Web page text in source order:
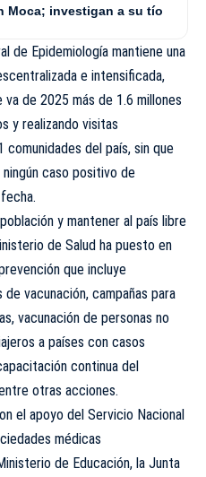
Moca; investigan a su tío
de Epidemiología mantiene una
e intensificada,
va de 2025 más de 1.6 millones
y realizando visitas
comunidades del país, sin que
caso positivo de
y mantener al país libre
de Salud ha puesto en
que incluye
vacunación, campañas para
vacunación de personas no
a países con casos
continua del
otras acciones.
el apoyo del Servicio Nacional
médicas
de Educación, la Junta